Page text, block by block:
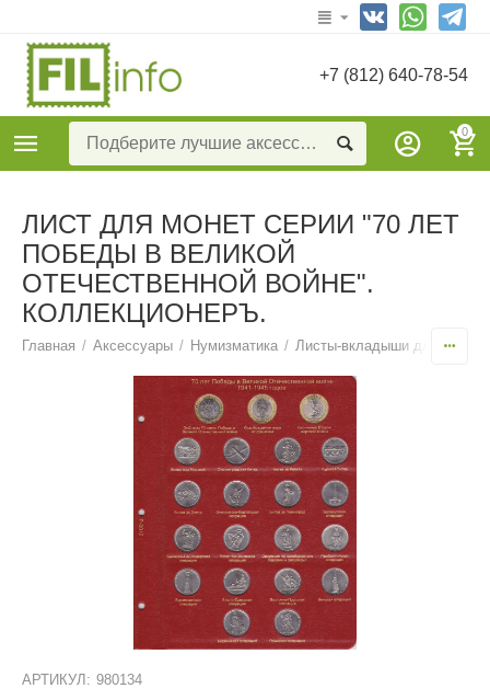
+7 (812) 640-78-54
0
ЛИСТ ДЛЯ МОНЕТ СЕРИИ "70 ЛЕТ
ПОБЕДЫ В ВЕЛИКОЙ
ОТЕЧЕСТВЕННОЙ ВОЙНЕ".
КОЛЛЕКЦИОНЕРЪ.
Главная / Аксессуары / Нумизматика / Листы-вкладыши для монет
АРТИКУЛ: 980134